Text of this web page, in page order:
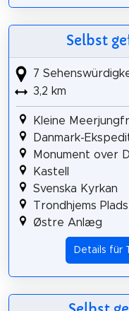
Selbst
7
3,2 km
Kleine
Danmark-
Monument over
Kastell
Svenska Kyrkan
Trondhjems Plads
Østre Anlæg
Details für